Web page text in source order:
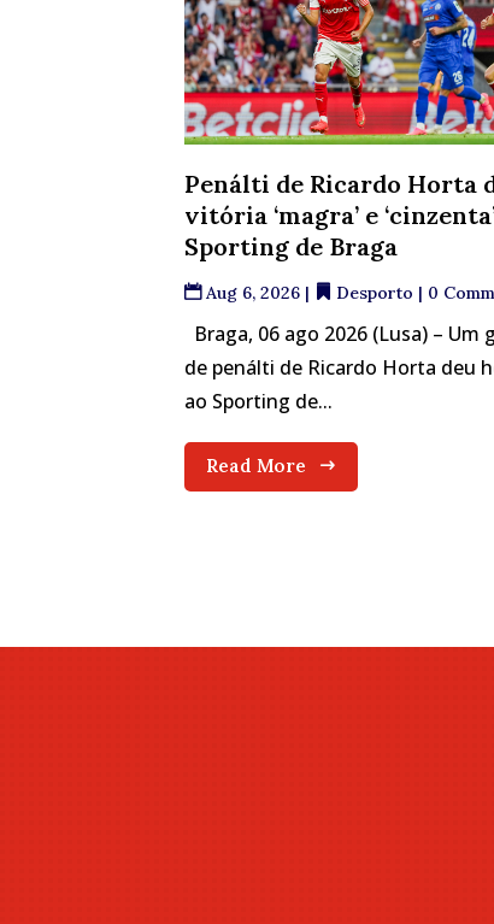
Penálti de Ricardo Horta
vitória ‘magra’ e
Sporting de Braga
Aug 6, 2026 | Desporto | 0
Braga, 06 ago 2026 (Lusa) – Um
de penálti de Ricardo Horta deu
ao Sporting de...
Read More